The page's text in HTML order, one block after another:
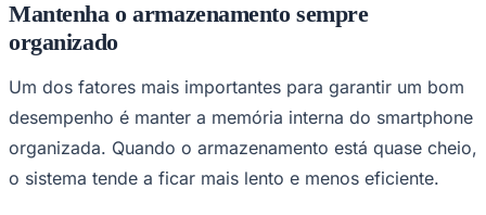
Palmeiras
Mantenha o armazenamento sempre
organizado
Um dos fatores mais importantes para garantir um bom
desempenho é manter a memória interna do smartphone
organizada. Quando o armazenamento está quase cheio,
o sistema tende a ficar mais lento e menos eficiente.